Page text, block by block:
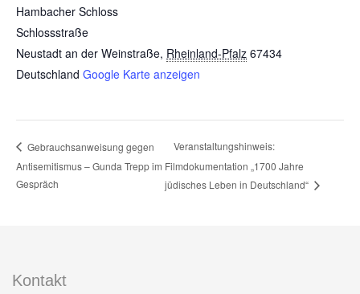
Hambacher Schloss
Schlossstraße
Neustadt an der Weinstraße, Rheinland-Pfalz 67434
Deutschland Google Karte anzeigen
Gebrauchsanweisung gegen
Antisemitismus – Gunda Trepp im
Gespräch
Veranstaltungshinweis:
Filmdokumentation „1700 Jahre
jüdisches Leben in Deutschland“
Kontakt